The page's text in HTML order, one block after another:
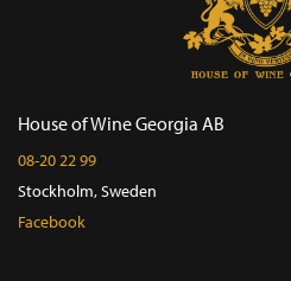
House of Wine Georgia AB
08-20 22 99
Stockholm, Sweden
Facebook